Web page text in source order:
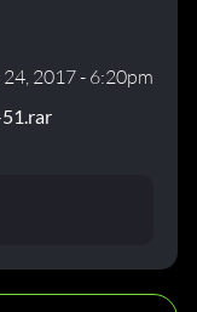
2017 - 6:20pm